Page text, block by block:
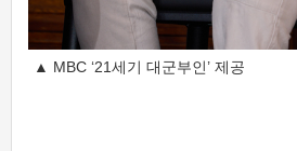
▲ MBC ‘21세기 대군부인’ 제공